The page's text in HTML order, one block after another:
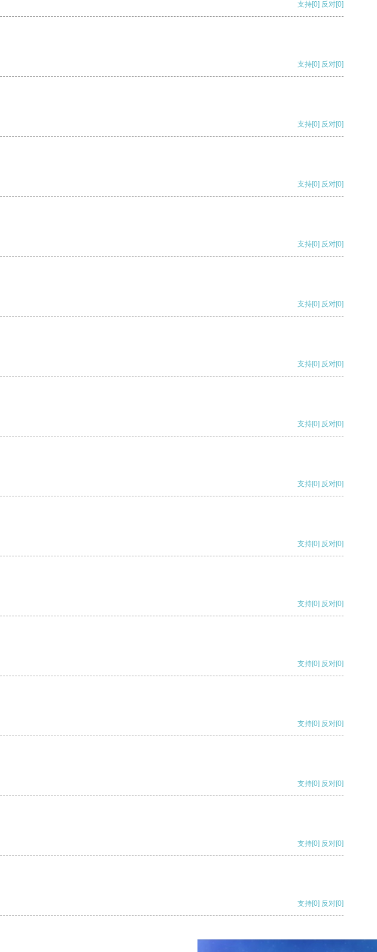
支持[0] 反对[0]
支持[0] 反对[0]
支持[0] 反对[0]
支持[0] 反对[0]
支持[0] 反对[0]
支持[0] 反对[0]
支持[0] 反对[0]
支持[0] 反对[0]
支持[0] 反对[0]
支持[0] 反对[0]
支持[0] 反对[0]
支持[0] 反对[0]
支持[0] 反对[0]
支持[0] 反对[0]
支持[0] 反对[0]
支持[0] 反对[0]